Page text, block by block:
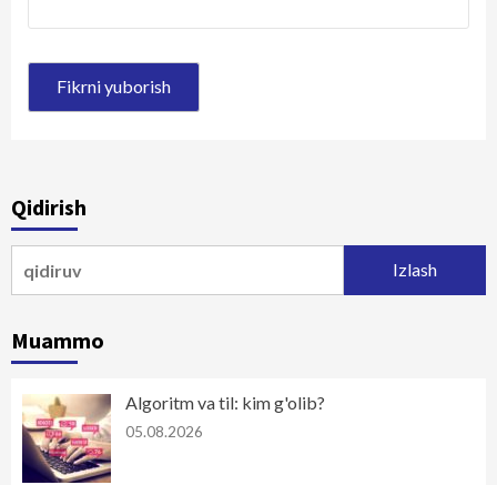
Qidirish
Muammo
Algoritm va til: kim g'olib?
05.08.2026